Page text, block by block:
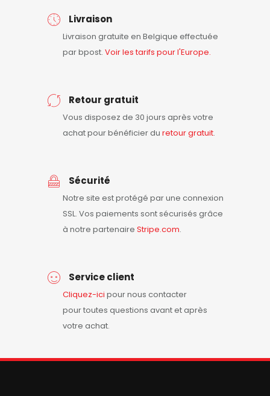
Livraison
Livraison gratuite en Belgique effectuée
par bpost. Voir les tarifs pour l'Europe.
Retour gratuit
Vous disposez de 30 jours après votre
achat pour bénéficier du retourgratuit.
Sécurité
Notre site est protégé par une connexion
SSL. Vos paiements sont sécurisés grâce
à notre partenaire Stripe.com.
Service client
Cliquez-ici pour nous contacter
pour toutes questions avant et après
votre achat.